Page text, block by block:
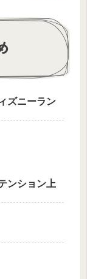
ズニーラン
ンション上